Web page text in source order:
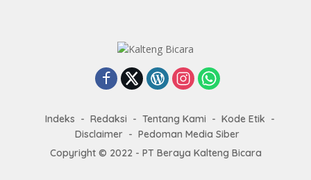
Indeks Redaksi Tentang Kami
Kode Etik
Disclaimer
Pedoman Media Siber
Copyright © 2022 - PT Beraya Kalteng Bicara